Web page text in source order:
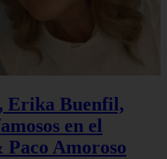
Erika Buenfil,
en el
Amoroso